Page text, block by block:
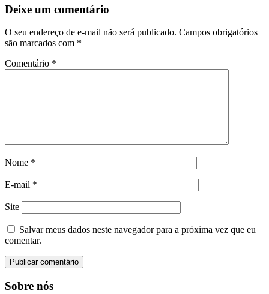
Deixe um comentário
O seu endereço de e-mail não será publicado. Campos obrigatórios
são marcados com *
Comentário *
Nome *
E-mail *
Site
Salvar meus dados neste navegador para a próxima vez que eu
comentar.
Sobre nós